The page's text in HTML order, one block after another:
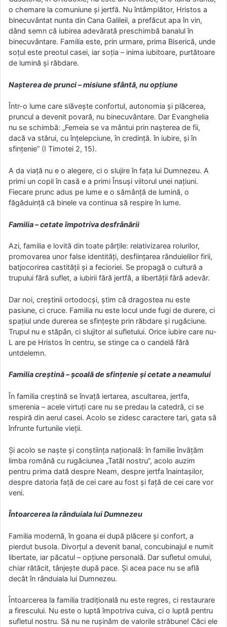
o chemare la comuniune și jertfă. Nu întâmplător, Hristos a
binecuvântat nunta din Cana Galileii, a prefăcut apa în vin,
dând semn că iubirea adevărată preschimbă banalul în
binecuvântare. Familia este, prin urmare, prima Biserică, unde
soțul este preotul casei, iar soția – inima iubitoare, purtătoare
de lumină și răbdare.
Nașterea de prunci – misiune sfântă, nu opțiune
Într-o lume care slăvește confortul, autonomia și plăcerea,
pruncul a devenit povară, nu binecuvântare. Dar Evanghelia
nu se schimbă: „Femeia se va mântui prin nașterea de fii,
dacă va stărui, cu înțelepciune, în credință. în iubire, și în
sfințenie” (I Timotei 2, 15).
A da viață nu e o alegere, ci o slujire în fața lui Dumnezeu. A
primi un copil în casă e a primi Însuși viitorul unei națiuni.
Fiecare prunc adus pe lume e o sămânță de lumină, o
făgăduință că binele va continua să respire în lume.
Familia – cetate împotriva desfrânării
Azi, familia e lovită din toate părțile: relativizarea rolurilor,
promovarea unor false identități, desființarea rânduielilor firii,
batjocorirea castității și a fecioriei. Se propagă o cultură a
trupului fără suflet, a iubirii fără jertfă, a libertății fără adevăr.
Dar noi, creștinii ortodocși, știm că dragostea nu este
pasiune, ci cruce. Familia nu este locul unde fugi de durere, ci
spațiul unde durerea se sfințește prin răbdare și rugăciune.
Trupul nu e stăpân, ci slujitor al sufletului. Orice iubire care nu-
L are pe Hristos în centru, se stinge ca o candelă fără
untdelemn.
Familia creștină – școală de sfințenie și cetate a neamului
În familia creștină se învață iertarea, ascultarea, jertfa,
smerenia – acele virtuți care nu se predau la catedră, ci se
respiră din aerul casei. Acolo se zidesc caractere tari, gata să
înfrunte furtunile vieții.
Și acolo se naște și conștiința națională: în familie învățăm
limba română cu rugăciunea „Tatăl nostru”, acolo auzim
pentru prima dată despre Neam, despre jertfa înaintașilor,
despre datoria față de cei care au fost și față de cei care vor
veni.
Întoarcerea la rânduiala lui Dumnezeu
Familia modernă, în goana ei după plăcere și confort, a
pierdut busola. Divorțul a devenit banal, concubinajul e numit
libertate, iar păcatul – opțiune personală. Dar sufletul omului,
chiar rătăcit, tânjește după pace. Și acea pace nu se află
decât în rânduiala lui Dumnezeu.
Întoarcerea la familia tradițională nu este regres, ci restaurare
a firescului. Nu este o luptă împotriva cuiva, ci o luptă pentru
sufletul nostru. Să nu ne rușinăm de valorile străbune! Căci ele